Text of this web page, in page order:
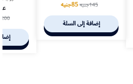
145جنيه85جنيه
إضافة إلى السلة
200